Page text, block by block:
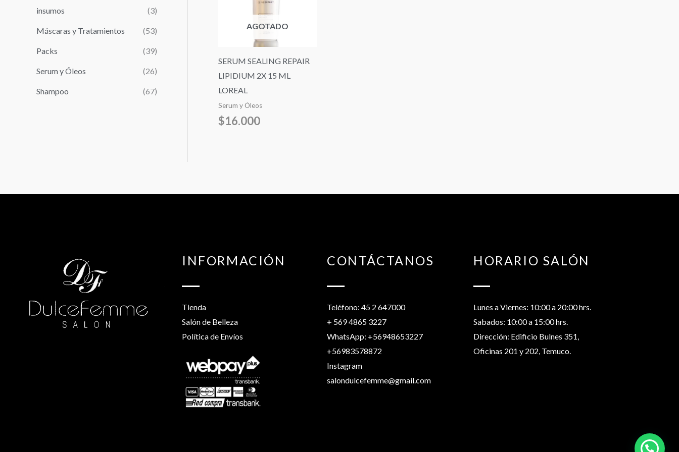
insumos (3)
Máscaras y Tratamientos (53)
Packs (39)
Serum y Óleos (26)
Shampoo (67)
AGOTADO
SERUM SEALING REPAIR
LIPIDIUM 2X 15 ML
LOREAL
Serum y Óleos
$16.000
INFORMACIÓN
Tienda
Salón de Belleza
Política de Envíos
CONTÁCTANOS
Teléfono: 45 2 647000
+ 569 4865 3227
WhatsApp: +56948653227
+56983578872
Instagram
salondulcefemme@gmail.com
HORARIO SALÓN
Lunes a Viernes: 10:00 a 20:00 hrs.
Sabados: 10:00 a 15:00 hrs.
Dirección: Edificio Bulnes 351,
Oficinas 201 y 202, Temuco.